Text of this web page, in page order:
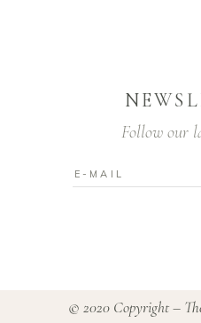
Follow our
© 2020 Copyright –